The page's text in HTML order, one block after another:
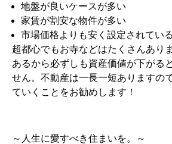
地盤が良いケースが多い
家賃が割安な物件が多い
市場価格よりも安く設定されてい
超都心でもお寺などはたくさんあり
あるから必ずしも資産価値が下がる
せん。不動産は一長一短ありますの
ていくことをお勧めします！
～人生に愛すべき住まいを。～